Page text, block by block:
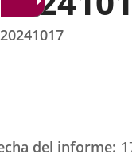
20241017
del informe